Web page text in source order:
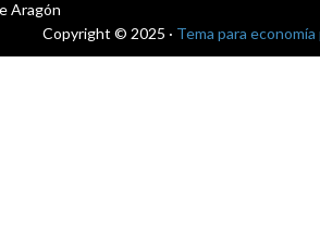
Aragón
Copyright © 2025 · Tema para economía